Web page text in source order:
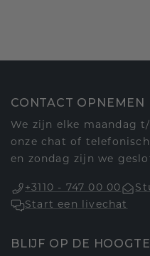
CONTACT OPNEMEN
We zijn elke maandag
onze chat of
en zondag zijn we
+3110 - 747 00 00
Start een livechat
BLIJF OP DE HOOGTE